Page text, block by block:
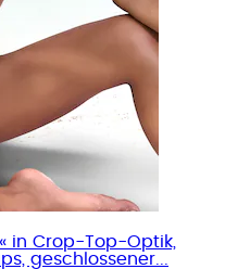
in Crop-Top-Optik,
geschlossener...